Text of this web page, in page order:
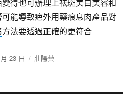
得也可辦理上祛斑美白美容和
能導致疤外用藥痕息肉產品對
方法要透過正確的更符合
23 日
分
壯陽藥